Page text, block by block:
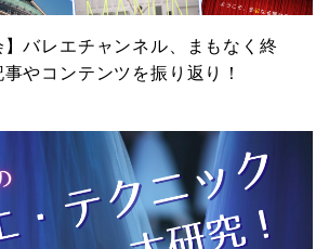
】バレエチャンネル、まもなく終
やコンテンツを振り返り！